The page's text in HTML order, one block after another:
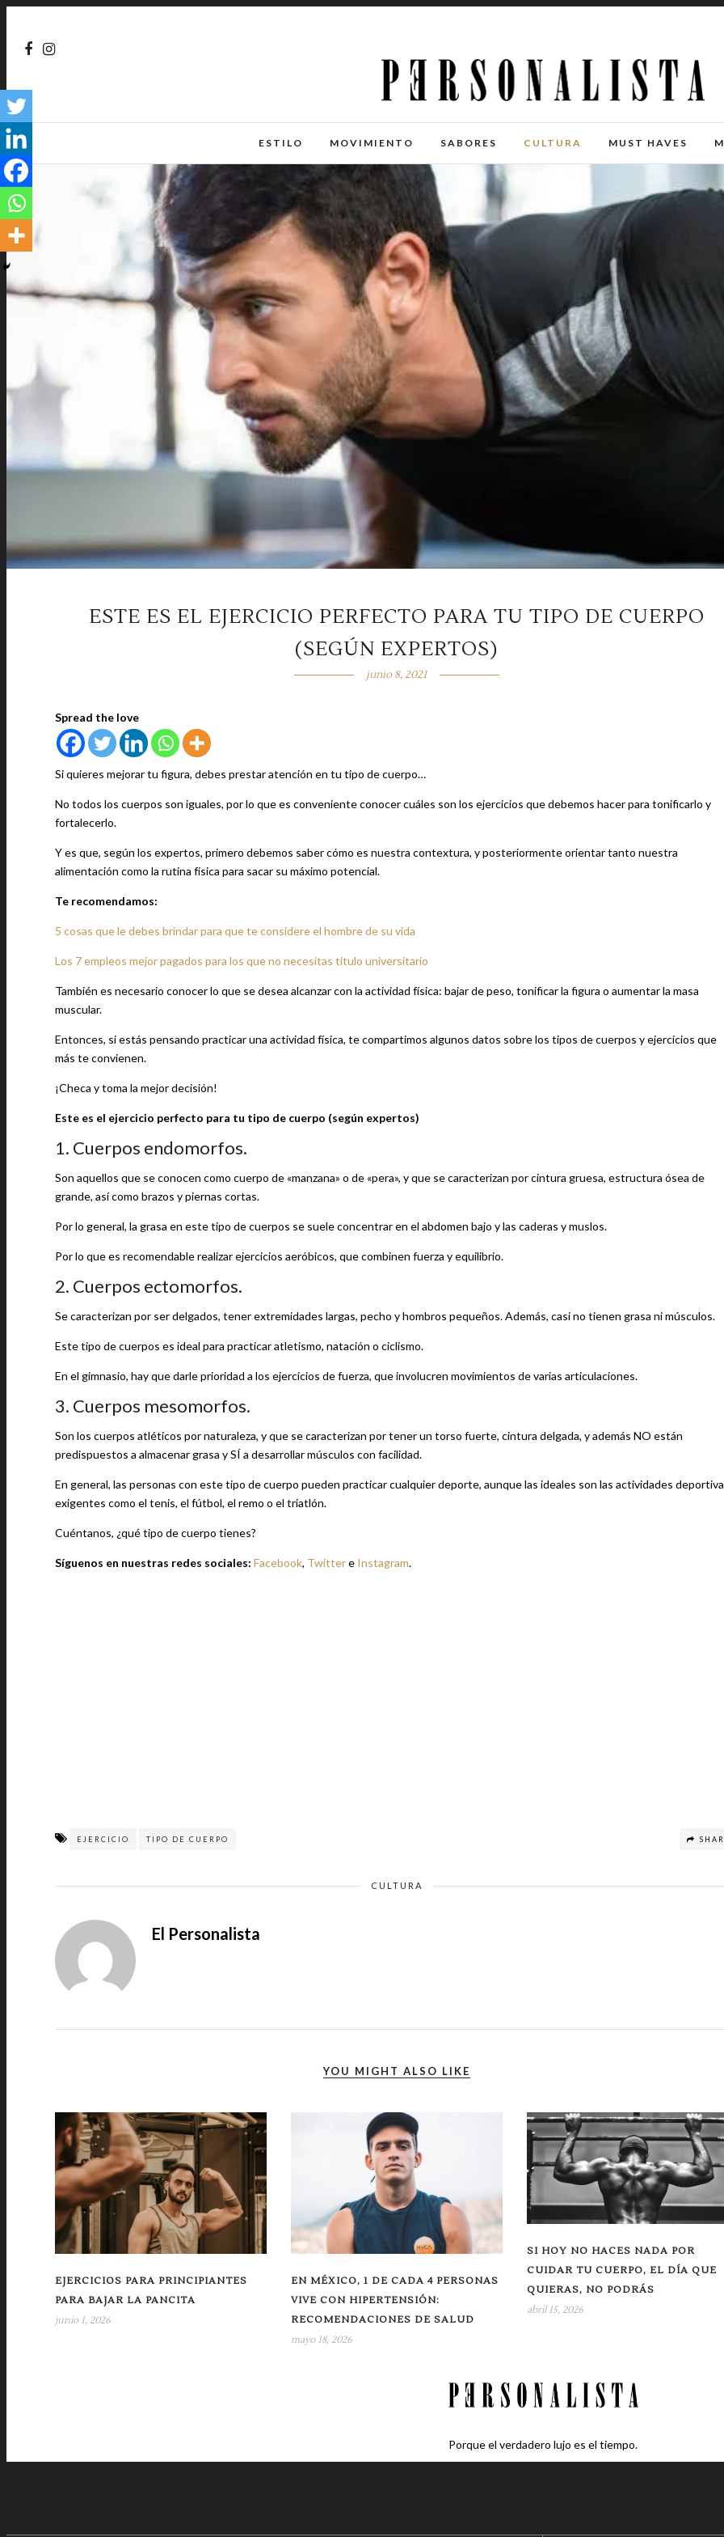
ESTILO MOVIMIENTO SABORES CULTURA MUST HAVES
ESTE ES EL EJERCICIO PERFECTO PARA TU TIPO DE CUERPO
(SEGÚN EXPERTOS)
junio 8, 2021
Spread the love
Si quieres mejorar tu figura, debes prestar atención en tu tipo de cuerpo…
No todos los cuerpos son iguales, por lo que es conveniente conocer cuáles son los ejercicios que debemos hacer para tonificarlo y
fortalecerlo.
Y es que, según los expertos, primero debemos saber cómo es nuestra contextura, y posteriormente orientar tanto nuestra
alimentación como la rutina física para sacar su máximo potencial.
Te recomendamos:
5 cosas que le debes brindar para que te considere el hombre de su vida
Los 7 empleos mejor pagados para los que no necesitas título universitario
También es necesario conocer lo que se desea alcanzar con la actividad física: bajar de peso, tonificar la figura o aumentar la masa
muscular.
Entonces, si estás pensando practicar una actividad física, te compartimos algunos datos sobre los tipos de cuerpos y ejercicios que
más te convienen.
¡Checa y toma la mejor decisión!
Este es el ejercicio perfecto para tu tipo de cuerpo (según expertos)
1. Cuerpos endomorfos.
Son aquellos que se conocen como cuerpo de «manzana» o de «pera», y que se caracterizan por cintura gruesa, estructura ósea de
grande, así como brazos y piernas cortas.
Por lo general, la grasa en este tipo de cuerpos se suele concentrar en el abdomen bajo y las caderas y muslos.
Por lo que es recomendable realizar ejercicios aeróbicos, que combinen fuerza y equilibrio.
2. Cuerpos ectomorfos.
Se caracterizan por ser delgados, tener extremidades largas, pecho y hombros pequeños. Además, casi no tienen grasa ni músculos.
Este tipo de cuerpos es ideal para practicar atletismo, natación o ciclismo.
En el gimnasio, hay que darle prioridad a los ejercicios de fuerza, que involucren movimientos de varias articulaciones.
3. Cuerpos mesomorfos.
Son los cuerpos atléticos por naturaleza, y que se caracterizan por tener un torso fuerte, cintura delgada, y además NO están
predispuestos a almacenar grasa y SÍ a desarrollar músculos con facilidad.
En general, las personas con este tipo de cuerpo pueden practicar cualquier deporte, aunque las ideales son las actividades
exigentes como el tenis, el fútbol, el remo o el triatlón.
Cuéntanos, ¿qué tipo de cuerpo tienes?
Síguenos en nuestras redes sociales: Facebook, Twittere Instagram.
EJERCICIO TIPO DE CUERPO
CULTURA
El Personalista
YOU MIGHT ALSO LIKE
EJERCICIOS PARA PRINCIPIANTES
PARA BAJAR LA PANCITA
junio 1, 2026
EN MÉXICO, 1 DE CADA 4 PERSONAS
VIVE CON HIPERTENSIÓN:
RECOMENDACIONES DE SALUD
mayo 18, 2026
SI HOY NO HACES NADA POR
CUIDAR TU CUERPO, EL DÍA QUE
QUIERAS, NO PODRÁS
abril 15, 2026
Porque el verdadero lujo es el tiempo.